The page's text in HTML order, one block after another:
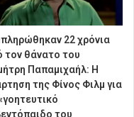
22 χρόνια
τον θάνατο του
Παπαμιχαήλ: Η
της Φίνος Φιλμ για
του